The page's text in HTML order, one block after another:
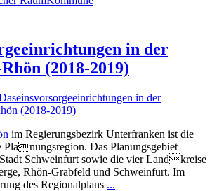
in der
(2018-2019)
im Regierungsbezirk Unterfranken ist die
Planungsregion. Das Planungsgebiet
Schweinfurt sowie die vier Landkreise
Rhön-Grabfeld und Schweinfurt. Im
des Regionalplans ...